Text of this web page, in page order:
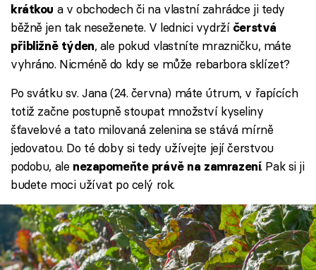
krátkou a v obchodech či na vlastní zahrádce ji tedy
běžně jen tak neseženete. V lednici vydrží čerstvá
přibližně týden, ale pokud vlastníte mrazničku, máte
vyhráno. Nicméně do kdy se může rebarbora sklízet?
Po svátku sv. Jana (24. června) máte útrum, v řapících
totiž začne postupně stoupat množství kyseliny
šťavelové a tato milovaná zelenina se stává mírně
jedovatou. Do té doby si tedy užívejte její čerstvou
podobu, ale nezapomeňte právě na zamrazení. Pak si ji
budete moci užívat po celý rok.